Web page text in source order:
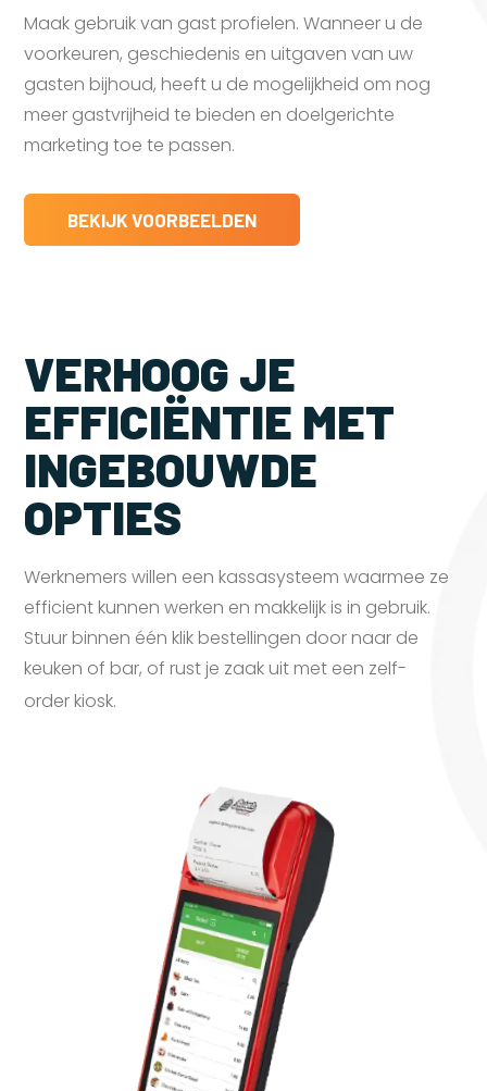
Maak gebruik van gast profielen. Wanneer u de
voorkeuren, geschiedenis en uitgaven van uw
gasten bijhoud, heeft u de mogelijkheid om nog
meer gastvrijheid te bieden en doelgerichte
marketing toe te passen.
BEKIJK VOORBEELDEN
VERHOOG JE
EFFICIËNTIE MET
INGEBOUWDE
OPTIES
Werknemers willen een kassasysteem waarmee ze
efficient kunnen werken en makkelijk is in gebruik.
Stuur binnen één klik bestellingen door naar de
keuken of bar, of rust je zaak uit met een zelf-
order kiosk.